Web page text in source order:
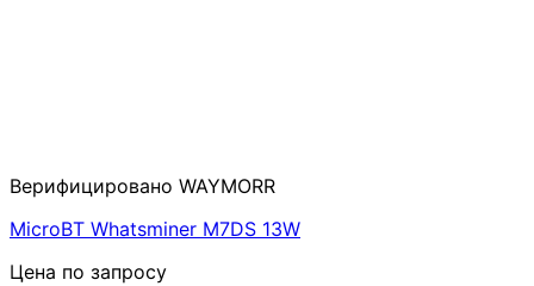
Верифицировано WAYMORR
MicroBT Whatsminer M7DS 13W
Цена по запросу